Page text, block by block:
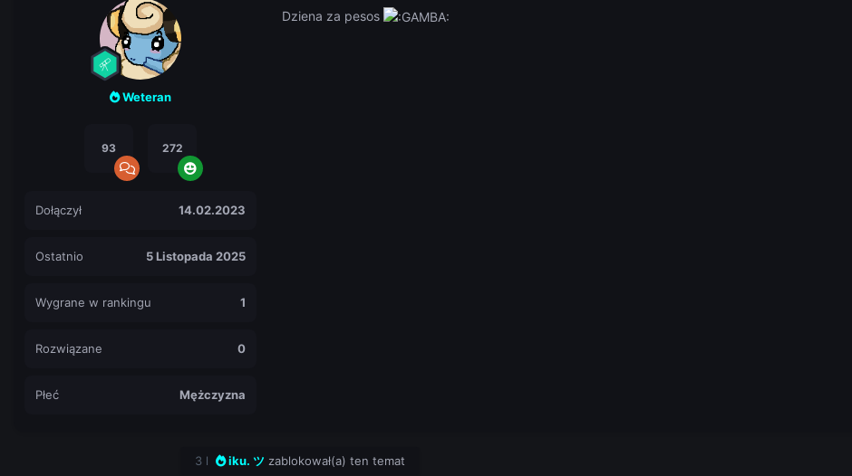
Weteran
93 272
Dołączył 14.02.2023
Ostatnio 5 Listopada 2025
Wygrane w rankingu 1
Rozwiązane 0
Płeć Mężczyzna
Dziena za pesos
3 l iku. ツ zablokował(a) ten temat